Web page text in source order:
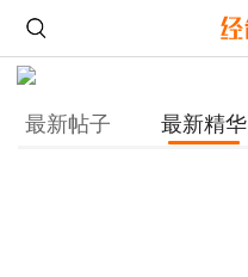
最新帖子 最新精华